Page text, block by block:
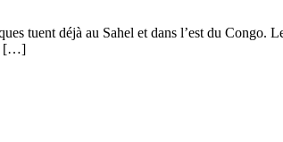
tuent déjà au Sahel et dans l’est du
[…]